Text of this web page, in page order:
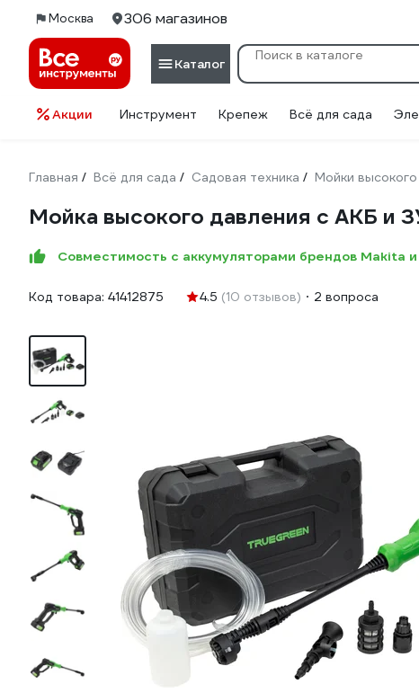
Москва 306 магазинов
Каталог
Акции Инструмент Крепеж Всё для сада
Главная / Всё для сада / Садовая техника / Мойки
Мойка высокого давления с АКБ и
Совместимость с аккумуляторами брендов Makita
Код товара: 41412875 4.5 (10 отзывов) 2 вопроса